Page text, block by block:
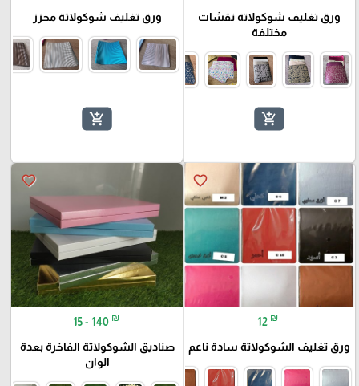
ورق تغليف شوكولاتة نقشات
مختلفة
add_shopping_cart
ورق تغليف شوكولاتة محزز
add_shopping_cart
favorite_border
12 ₪
ورق تغليف الشوكولاتة سادة ناعم
favorite_border
15 - 140 ₪
صناديق الشوكولاتة الفاخرة بعدة
الوان